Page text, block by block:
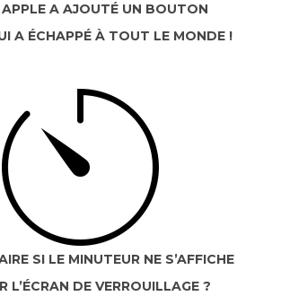
A AJOUTÉ UN BOUTON
A ÉCHAPPÉ À TOUT LE MONDE !
SI LE MINUTEUR NE S’AFFICHE
L’ÉCRAN DE VERROUILLAGE ?